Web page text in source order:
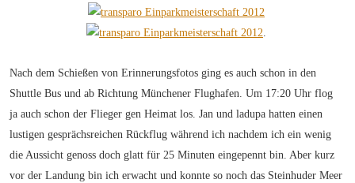
Nach dem Schießen von Erinnerungsfotos ging es auch schon in den
Shuttle Bus und ab Richtung Münchener Flughafen. Um 17:20 Uhr flog
ja auch schon der Flieger gen Heimat los. Jan und ladupa hatten einen
lustigen gesprächsreichen Rückflug während ich nachdem ich ein wenig
die Aussicht genoss doch glatt für 25 Minuten eingepennt bin. Aber kurz
vor der Landung bin ich erwacht und konnte so noch das Steinhuder Meer